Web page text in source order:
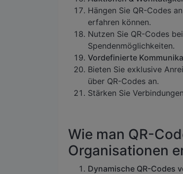
Hängen Sie QR-Codes
erfahren können.
Nutzen Sie QR-Codes
Spendenmöglichkeiten.
Vordefinierte
Bieten Sie exklusive
über QR-Codes an.
Stärken Sie
Wie man QR-
Organisationen
Dynamische QR-Codes